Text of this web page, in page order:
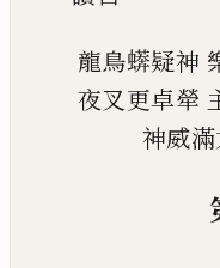
龍鳥蠎疑神
夜叉更卓犖
神威